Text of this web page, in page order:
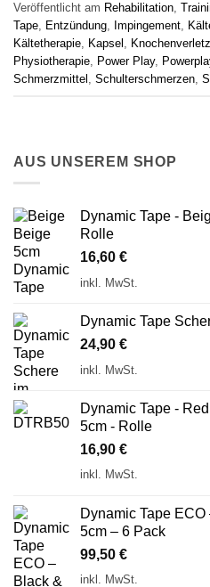
Veröffentlicht am Rehabilitation,
Tape, Entzündung, Impingement,
Kältetherapie, Kapsel ,
Physiotherapie, Power Play,
Schmerzmittel , Schulterschmerzen,
AUS UNSEREM SHOP
Dynamic Tape -
Rolle
16,60 €
inkl. MwSt.
Dynamic Tape
24,90 €
inkl. MwSt.
Dynamic Tape -
5cm - Rolle
16,90 €
inkl. MwSt.
Dynamic Tape
5cm – 6 Pack
99,50 €
inkl. MwSt.